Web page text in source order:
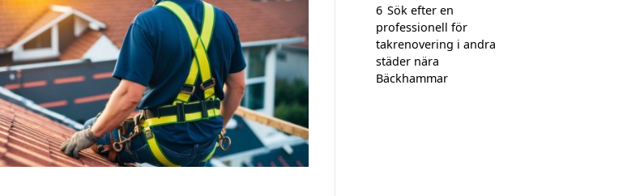
6 Sök efter en
professionell för
takrenovering i andra
städer nära
Bäckhammar